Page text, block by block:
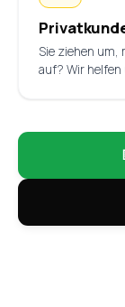
Sie ziehen um,
auf? Wir